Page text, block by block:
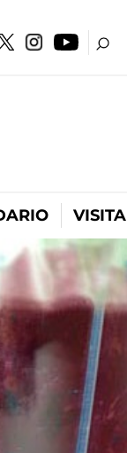
VISITA